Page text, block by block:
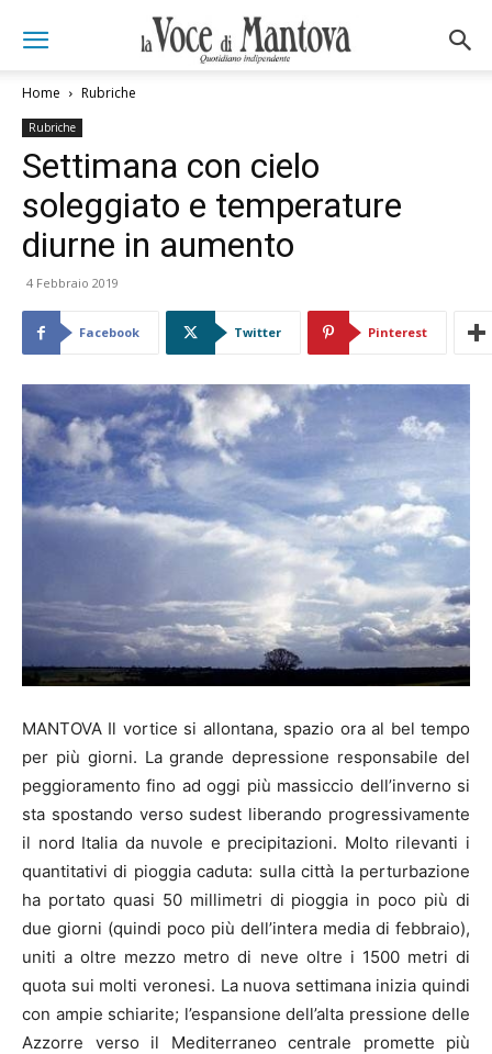
Home Rubriche
Rubriche
Settimana con cielo
soleggiato e temperature
diurne in aumento
4 Febbraio 2019
Facebook Twitter Pinterest
MANTOVA Il vortice si allontana, spazio ora al bel tempo
per più giorni. La grande depressione responsabile del
peggioramento fino ad oggi più massiccio dell’inverno si
sta spostando verso sudest liberando progressivamente
il nord Italia da nuvole e precipitazioni. Molto rilevanti i
quantitativi di pioggia caduta: sulla città la perturbazione
ha portato quasi 50 millimetri di pioggia in poco più di
due giorni (quindi poco più dell’intera media di febbraio),
uniti a oltre mezzo metro di neve oltre i 1500 metri di
quota sui molti veronesi. La nuova settimana inizia quindi
con ampie schiarite; l’espansione dell’alta pressione delle
Azzorre verso il Mediterraneo centrale promette più